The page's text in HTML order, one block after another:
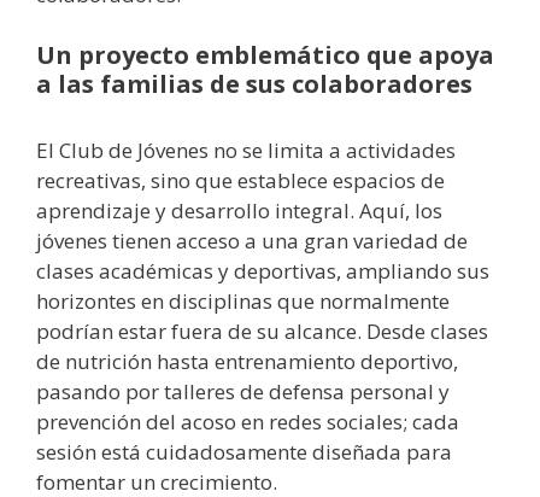
Un proyecto emblemático que apoya
a las familias de sus colaboradores
El Club de Jóvenes no se limita a actividades
recreativas, sino que establece espacios de
aprendizaje y desarrollo integral. Aquí, los
jóvenes tienen acceso a una gran variedad de
clases académicas y deportivas, ampliando sus
horizontes en disciplinas que normalmente
podrían estar fuera de su alcance. Desde clases
de nutrición hasta entrenamiento deportivo,
pasando por talleres de defensa personal y
prevención del acoso en redes sociales; cada
sesión está cuidadosamente diseñada para
fomentar un crecimiento.